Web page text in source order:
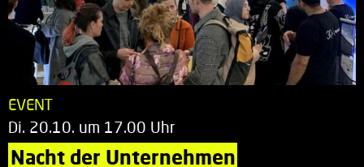
EVENT
Di. 20.10. um 17.00 Uhr
Nacht der Unternehmen